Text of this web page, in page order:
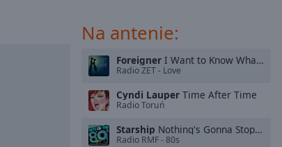
Na antenie:
Foreigner I Want to Know What Love Is
Radio ZET - Love
Cyndi Lauper Time After Time
Radio Toruń
Starship Nothing's Gonna Stop Us Now
Radio RMF - 80s